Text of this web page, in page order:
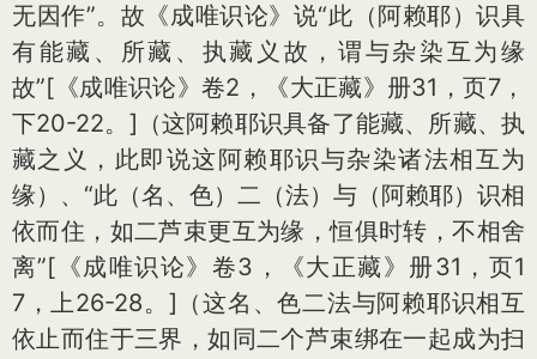
无因作”。故《成唯识论》说“此（阿赖耶）识具
有能藏、所藏、执藏义故，谓与杂染互为缘
故”[《成唯识论》卷2，《大正藏》册31，页7，
下20-22。] （这阿赖耶识具备了能藏、所藏、执
藏之义，此即说这阿赖耶识与杂染诸法相互为
缘）、“此（名、色）二（法）与（阿赖耶）识相
依而住，如二芦束更互为缘，恒俱时转，不相舍
离”[《成唯识论》卷3，《大正藏》册31，页1
7，上26-28。] （这名、色二法与阿赖耶识相互
依止而住于三界，如同二个芦束绑在一起成为扫